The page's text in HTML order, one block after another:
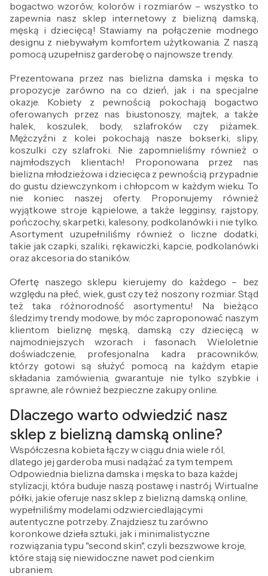
bogactwo wzorów, kolorów i rozmiarów – wszystko to
zapewnia nasz sklep internetowy z bielizną damską,
męską i dziecięcą! Stawiamy na połączenie modnego
designu z niebywałym komfortem użytkowania. Z naszą
pomocą uzupełnisz garderobę o najnowsze trendy.
Prezentowana przez nas bielizna damska i męska to
propozycje zarówno na co dzień, jak i na specjalne
okazje. Kobiety z pewnością pokochają bogactwo
oferowanych przez nas biustonoszy, majtek, a także
halek, koszulek, body, szlafroków czy piżamek.
Mężczyźni z kolei pokochają nasze bokserki, slipy,
koszulki czy szlafroki. Nie zapomnieliśmy również o
najmłodszych klientach! Proponowana przez nas
bielizna młodzieżowa i dziecięca z pewnością przypadnie
do gustu dziewczynkom i chłopcom w każdym wieku. To
nie koniec naszej oferty. Proponujemy również
wyjątkowe stroje kąpielowe, a także legginsy, rajstopy,
pończochy, skarpetki, kalesony, podkolanówki i nie tylko.
Asortyment uzupełniliśmy również o liczne dodatki,
takie jak czapki, szaliki, rękawiczki, kapcie, podkolanówki
oraz akcesoria do staników.
Ofertę naszego sklepu kierujemy do każdego – bez
względu na płeć, wiek, gust czy też noszony rozmiar. Stąd
też taka różnorodność asortymentu! Na bieżąco
śledzimy trendy modowe, by móc zaproponować naszym
klientom bieliznę męską, damską czy dziecięcą w
najmodniejszych wzorach i fasonach. Wieloletnie
doświadczenie, profesjonalna kadra pracowników,
którzy gotowi są służyć pomocą na każdym etapie
składania zamówienia, gwarantuje nie tylko szybkie i
sprawne, ale również bezpieczne zakupy online.
Dlaczego warto odwiedzić nasz
sklep z bielizną damską online?
Współczesna kobieta łączy w ciągu dnia wiele ról,
dlatego jej garderoba musi nadążać za tym tempem.
Odpowiednia bielizna damska i męska to baza każdej
stylizacji, która buduje naszą postawę i nastrój. Wirtualne
półki, jakie oferuje nasz sklep z bielizną damską online,
wypełniliśmy modelami odzwierciedlającymi
autentyczne potrzeby. Znajdziesz tu zarówno
koronkowe dzieła sztuki, jak i minimalistyczne
rozwiązania typu "second skin", czyli bezszwowe kroje,
które stają się niewidoczne nawet pod cienkim
ubraniem.